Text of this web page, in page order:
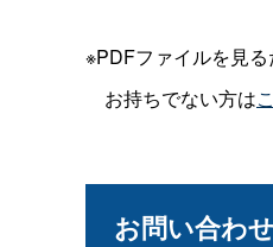
※PDFファイルを見る
お持ちでない方は
お問い合わ